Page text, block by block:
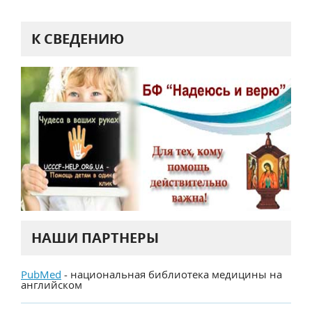
К СВЕДЕНИЮ
НАШИ ПАРТНЕРЫ
PubMed - национальная библиотека медицины на
английском